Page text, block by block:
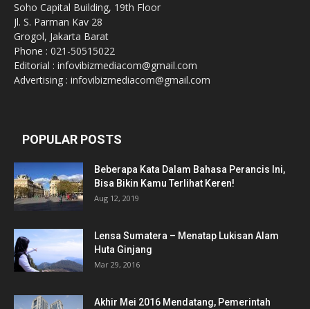
Soho Capital Building, 19th Floor
Jl. S. Parman Kav 28
Grogol, Jakarta Barat
Phone : 021-50515022
Editorial : infovibizmediacom@gmail.com
Advertising : infovibizmediacom@gmail.com
POPULAR POSTS
Beberapa Kata Dalam Bahasa Perancis Ini,
Bisa Bikin Kamu Terlihat Keren!
Aug 12, 2019
Lensa Sumatera – Menatap Lukisan Alam
Huta Ginjang
Mar 29, 2016
Akhir Mei 2016 Mendatang, Pemerintah